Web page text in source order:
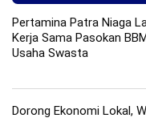
Pertamina Patra Niaga
Kerja Sama Pasokan
Usaha Swasta
Dorong Ekonomi Lokal,